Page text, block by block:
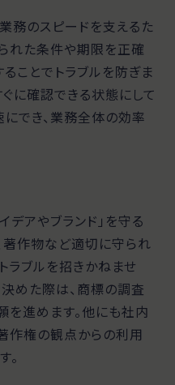
務のスピードを支えるた
れた条件や期限を正確
ことでトラブルを防ぎま
に確認できる状態にして
にでき、業務全体の効率
アやブランド」を守る
著作物など適切に守られ
ラブルを招きかねませ
めた際は、商標の調査
を進めます。他にも社内
作権の観点からの利用
。